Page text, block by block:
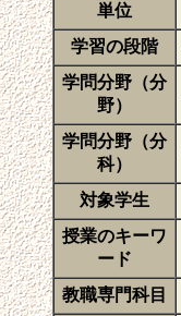
単位
学習の段階
学問分野（分
野）
学問分野（分
科）
対象学生
授業のキーワ
ード
教職専門科目